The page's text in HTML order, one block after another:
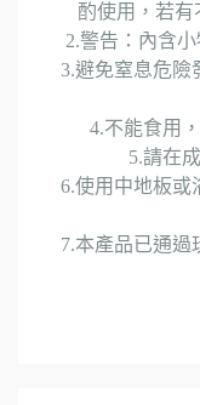
酌使用，若有
2.警告：內含
3.避免窒息危險
4.不能食用
5.請在
6.使用中地板或
7.本產品已通過